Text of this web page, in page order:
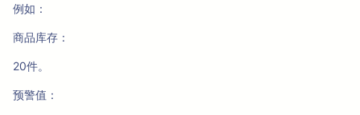
例如：
商品库存：
20件。
预警值：